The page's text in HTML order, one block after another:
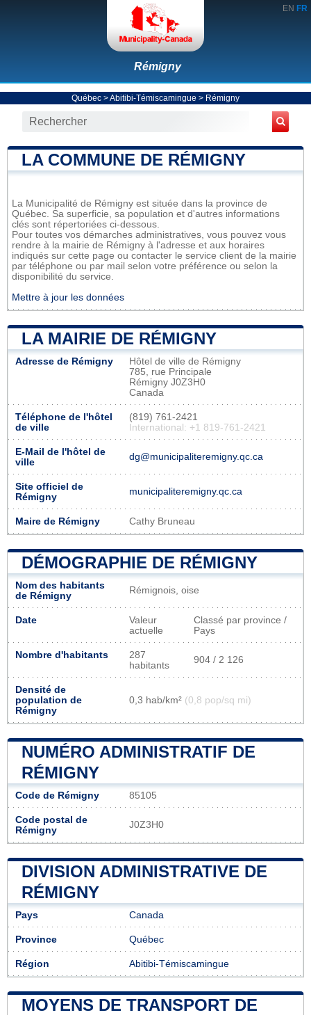
EN FR
Rémigny
Québec >Abitibi-Témiscamingue > Rémigny
LA COMMUNE DE RÉMIGNY
La Municipalité de Rémigny est située dans la province de
Québec. Sa superficie, sa population et d'autres informations
clés sont répertoriées ci-dessous.
Pour toutes vos démarches administratives, vous pouvez vous
rendre à la mairie de Rémigny à l'adresse et aux horaires
indiqués sur cette page ou contacter le service client de la mairie
par téléphone ou par mail selon votre préférence ou selon la
disponibilité du service.
Mettre à jour les données
LA MAIRIE DE RÉMIGNY
Adresse de Rémigny
Hôtel de ville de Rémigny
785, rue Principale
Rémigny J0Z3H0
Canada
Téléphone de l'hôtel
de ville
(819) 761-2421
International: +1 819-761-2421
E-Mail de l'hôtel de
ville
dg@municipaliteremigny.qc.ca
Site officiel de
Rémigny
municipaliteremigny.qc.ca
Maire de Rémigny Cathy Bruneau
DÉMOGRAPHIE DE RÉMIGNY
Nom des habitants
de Rémigny
Rémignois, oise
Date
Valeur
actuelle
Classé par province /
Pays
Nombre d'habitants
287
habitants
904 / 2 126
Densité de
population de
Rémigny
0,3 hab/km² (0,8 pop/sq mi)
NUMÉRO ADMINISTRATIF DE
RÉMIGNY
Code de Rémigny 85105
Code postal de
Rémigny
J0Z3H0
DIVISION ADMINISTRATIVE DE
RÉMIGNY
Pays Canada
Province Québec
Région Abitibi-Témiscamingue
MOYENS DE TRANSPORT DE